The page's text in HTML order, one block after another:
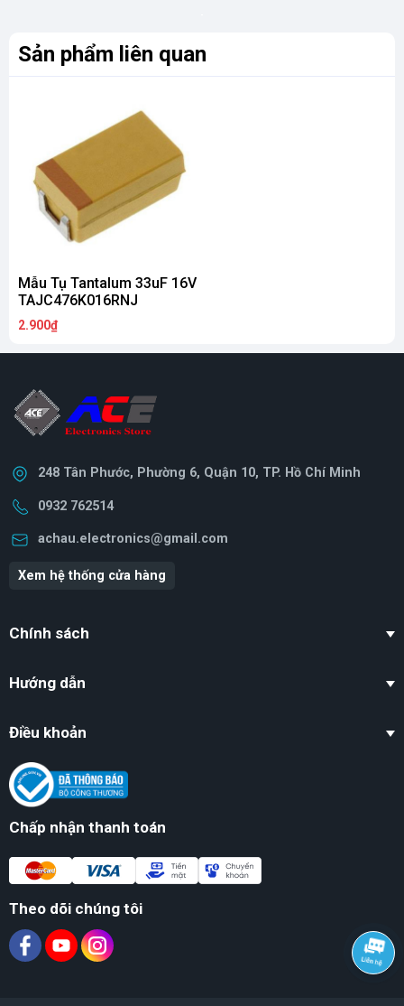
Sản phẩm liên quan
Mẫu Tụ Tantalum 33uF 16V
TAJC476K016RNJ
2.900₫
248 Tân Phước, Phường 6, Quận 10, TP. Hồ Chí Minh
0932 762514
achau.electronics@gmail.com
Xem hệ thống cửa hàng
Chính sách
Hướng dẫn
Điều khoản
Chấp nhận thanh toán
Theo dõi chúng tôi